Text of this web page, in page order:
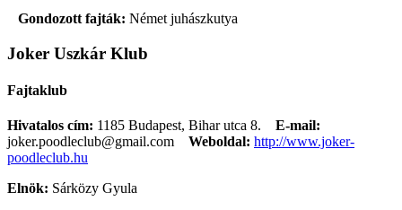
Gondozott fajták: Német juhászkutya
Joker Uszkár Klub
Fajtaklub
Hivatalos cím: 1185 Budapest, Bihar utca 8. E-mail:
joker.poodleclub@gmail.com
Weboldal: http://www.joker-
poodleclub.hu
Elnök: Sárközy Gyula